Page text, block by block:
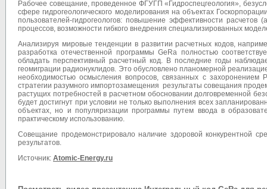
Рабочее совещание, проведенное ФГУГП «Гидроспецгеология»,
сфере гидрогеологического моделирования на объектах
пользователей-гидрогеологов: повышение эффективности
процессов, возможности гибкого внедрения специализированных
Анализируя мировые тенденции в развитии расчетных кодов,
разработка отечественной программы GeRa полностью
обладать перспективный расчетный код. В последние годы
геомиграции радионуклидов. Это обусловлено планомерной
необходимостью осмысления вопросов, связанных с
стратегии разумного импортозамещения результаты совещания
растущих потребностей в расчетном обосновании долговременной
будет достигнут при условии не только выполнения всех
объектах, но и популяризации программы путем ввода в
практическому использованию.
Совещание продемонстрировало наличие здоровой конкурентной
результатов.
Источник: Atomic-Energy.ru